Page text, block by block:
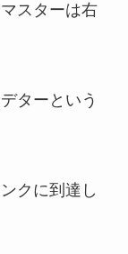
スターは右
ターという
ク に到達し